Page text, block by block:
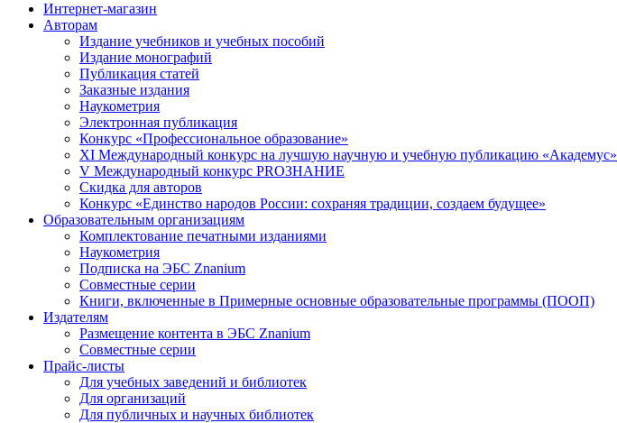
Интернет-магазин
Авторам
Издание учебников и учебных пособий
Издание монографий
Публикация статей
Заказные издания
Наукометрия
Электронная публикация
Конкурс «Профессиональное образование»
XI Международный конкурс на лучшую научную и учебную публикацию «Академус»
V Международный конкурс PROЗНАНИЕ
Скидка для авторов
Конкурс «Единство народов России: сохраняя традиции, создаем будущее»
Образовательным организациям
Комплектование печатными изданиями
Наукометрия
Подписка на ЭБС Znanium
Совместные серии
Книги, включенные в Примерные основные образовательные программы (ПООП)
Издателям
Размещение контента в ЭБС Znanium
Совместные серии
Прайс-листы
Для учебных заведений и библиотек
Для организаций
Для публичных и научных библиотек